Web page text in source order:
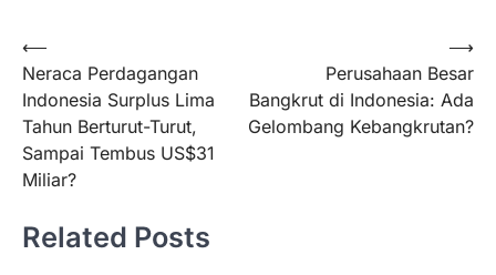
Navigasi
pos
⟵
Neraca Perdagangan
Indonesia Surplus Lima
Tahun Berturut-Turut,
Sampai Tembus US$31
Miliar?
Perusahaan Besar
Bangkrut di Indonesia: Ada
Gelombang Kebangkrutan?
⟶
Related Posts